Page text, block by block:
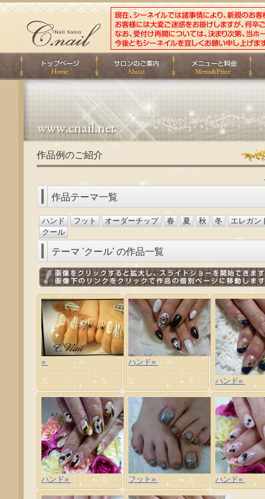
作品例のご紹介
作品テーマ一覧
ハンド フット オーダーチップ 春 夏 秋 冬
エレガン
クール
テーマ 'クール' の作品一覧
» ハンド»
ハンド»
ハンド» フット» ハンド»